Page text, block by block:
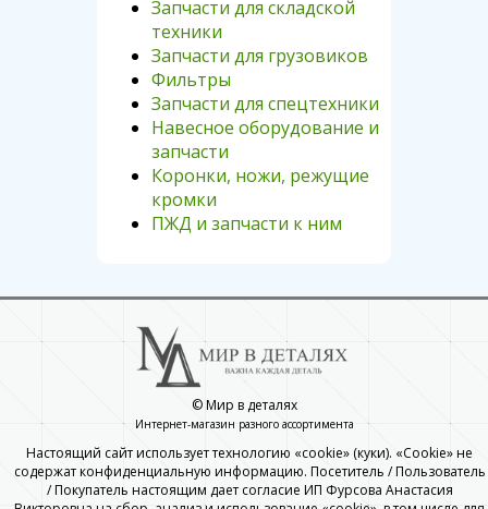
Запчасти для складской
техники
Запчасти для грузовиков
Фильтры
Запчасти для спецтехники
Навесное оборудование и
запчасти
Коронки, ножи, режущие
кромки
ПЖД и запчасти к ним
© Мир в деталях
Интернет-магазин разного ассортимента
Настоящий сайт использует технологию «cookie» (куки). «Cookie» не
содержат конфиденциальную информацию. Посетитель / Пользователь
/ Покупатель настоящим дает согласие ИП Фурсова Анастасия